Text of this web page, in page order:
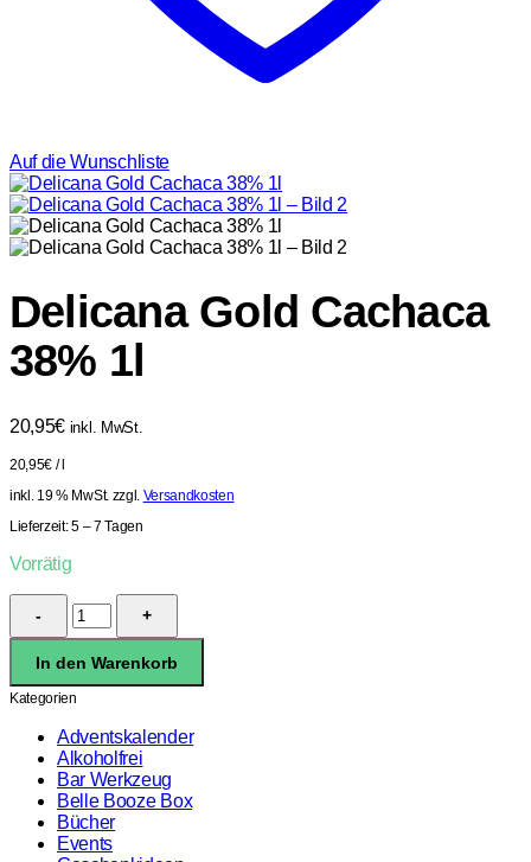
Auf die Wunschliste
Delicana Gold Cachaca
38% 1l
20,95€ inkl. MwSt.
20,95€ /l
inkl. 19 % MwSt. zzgl. Versandkosten
Lieferzeit:5 – 7 Tagen
Vorrätig
Delicana
Gold
Cachaca
38%
1l
Menge
In den Warenkorb
Kategorien
Adventskalender
Alkoholfrei
Bar Werkzeug
Belle Booze Box
Bücher
Events